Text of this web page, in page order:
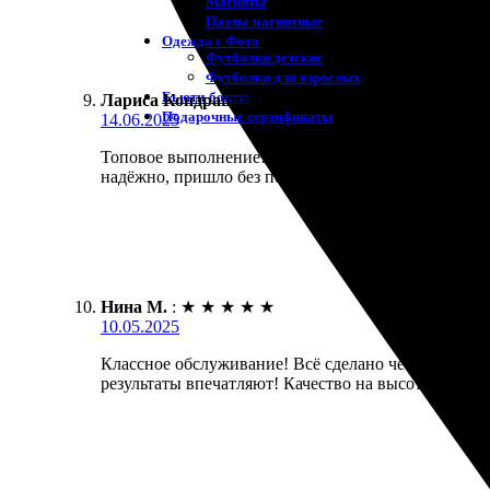
Пазлы магнитные
Одежда с Фото
Футболки детские
Футболки для взрослых
Бьюти-боксы
Подарочные сертификаты
Лариса Кондрашова
14.06.2025
Топовое выполнение! Заказала печать фоток, всё
надёжно, пришло без повреждений. Понравилась
Нина М. : ★ ★ ★ ★ ★
10.05.2025
Классное обслуживание! Всё сделано четко и
результаты впечатляют! Качество на высоте,